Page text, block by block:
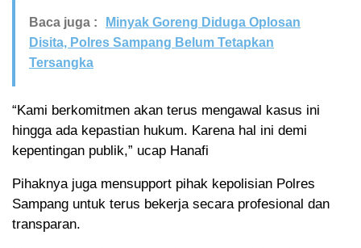
Baca juga :
Minyak Goreng Diduga Oplosan
Disita, Polres Sampang Belum Tetapkan
Tersangka
“Kami berkomitmen akan terus mengawal kasus ini
hingga ada kepastian hukum. Karena hal ini demi
kepentingan publik,” ucap Hanafi
Pihaknya juga mensupport pihak kepolisian Polres
Sampang untuk terus bekerja secara profesional dan
transparan.